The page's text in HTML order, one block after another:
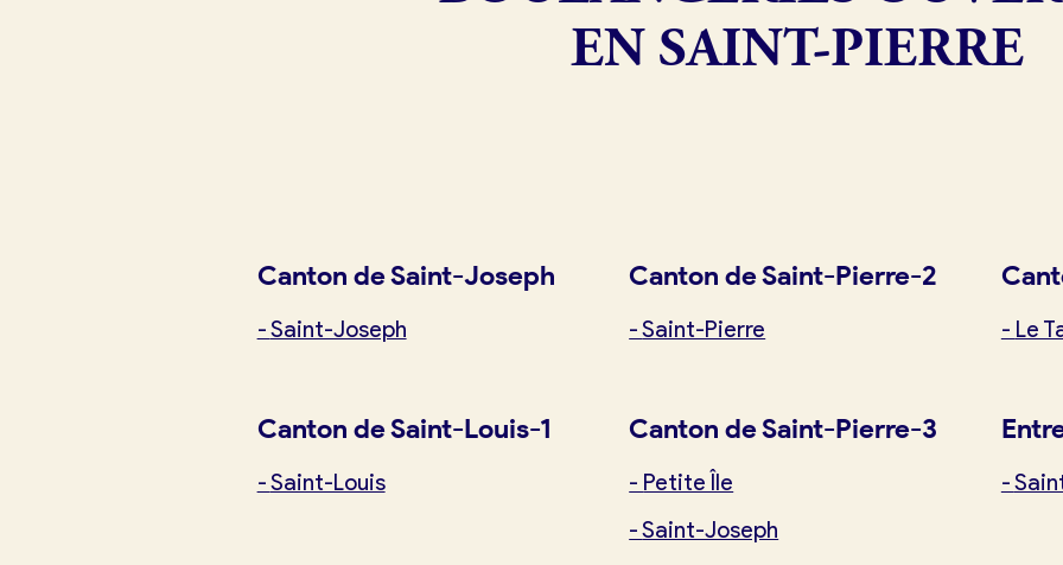
Actualités
EN SAINT-PIERRE
Canton de Saint-Joseph
-Saint-Joseph
Canton de Saint-Louis-1
-Saint-Louis
Canton de Saint-Pierre-2
-Saint-Pierre
Canton de Saint-Pierre-3
- Petite Île
-Saint-Joseph
- Le
-